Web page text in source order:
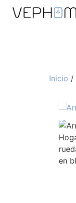
Inicio /